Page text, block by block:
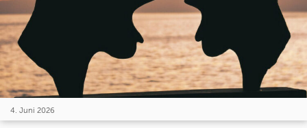
4. Juni 2026